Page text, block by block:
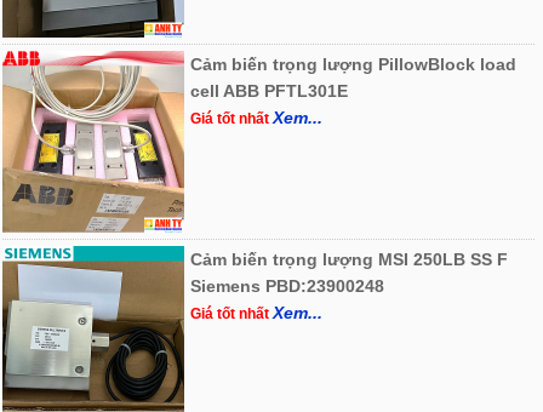
Cảm biến trọng lượng PillowBlock load
cell ABB PFTL301E
Giá tốt nhấtXem...
Cảm biến trọng lượng MSI 250LB SS F
Siemens PBD:23900248
Giá tốt nhấtXem...